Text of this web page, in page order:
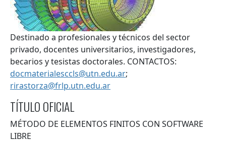
Resumen
Destinado a profesionales y técnicos del sector
privado, docentes universitarios, investigadores,
becarios y tesistas doctorales. CONTACTOS:
docmaterialesccls@utn.edu.ar;
rirastorza@frlp.utn.edu.ar
TÍTULO OFICIAL
MÉTODO DE ELEMENTOS FINITOS CON SOFTWARE
LIBRE